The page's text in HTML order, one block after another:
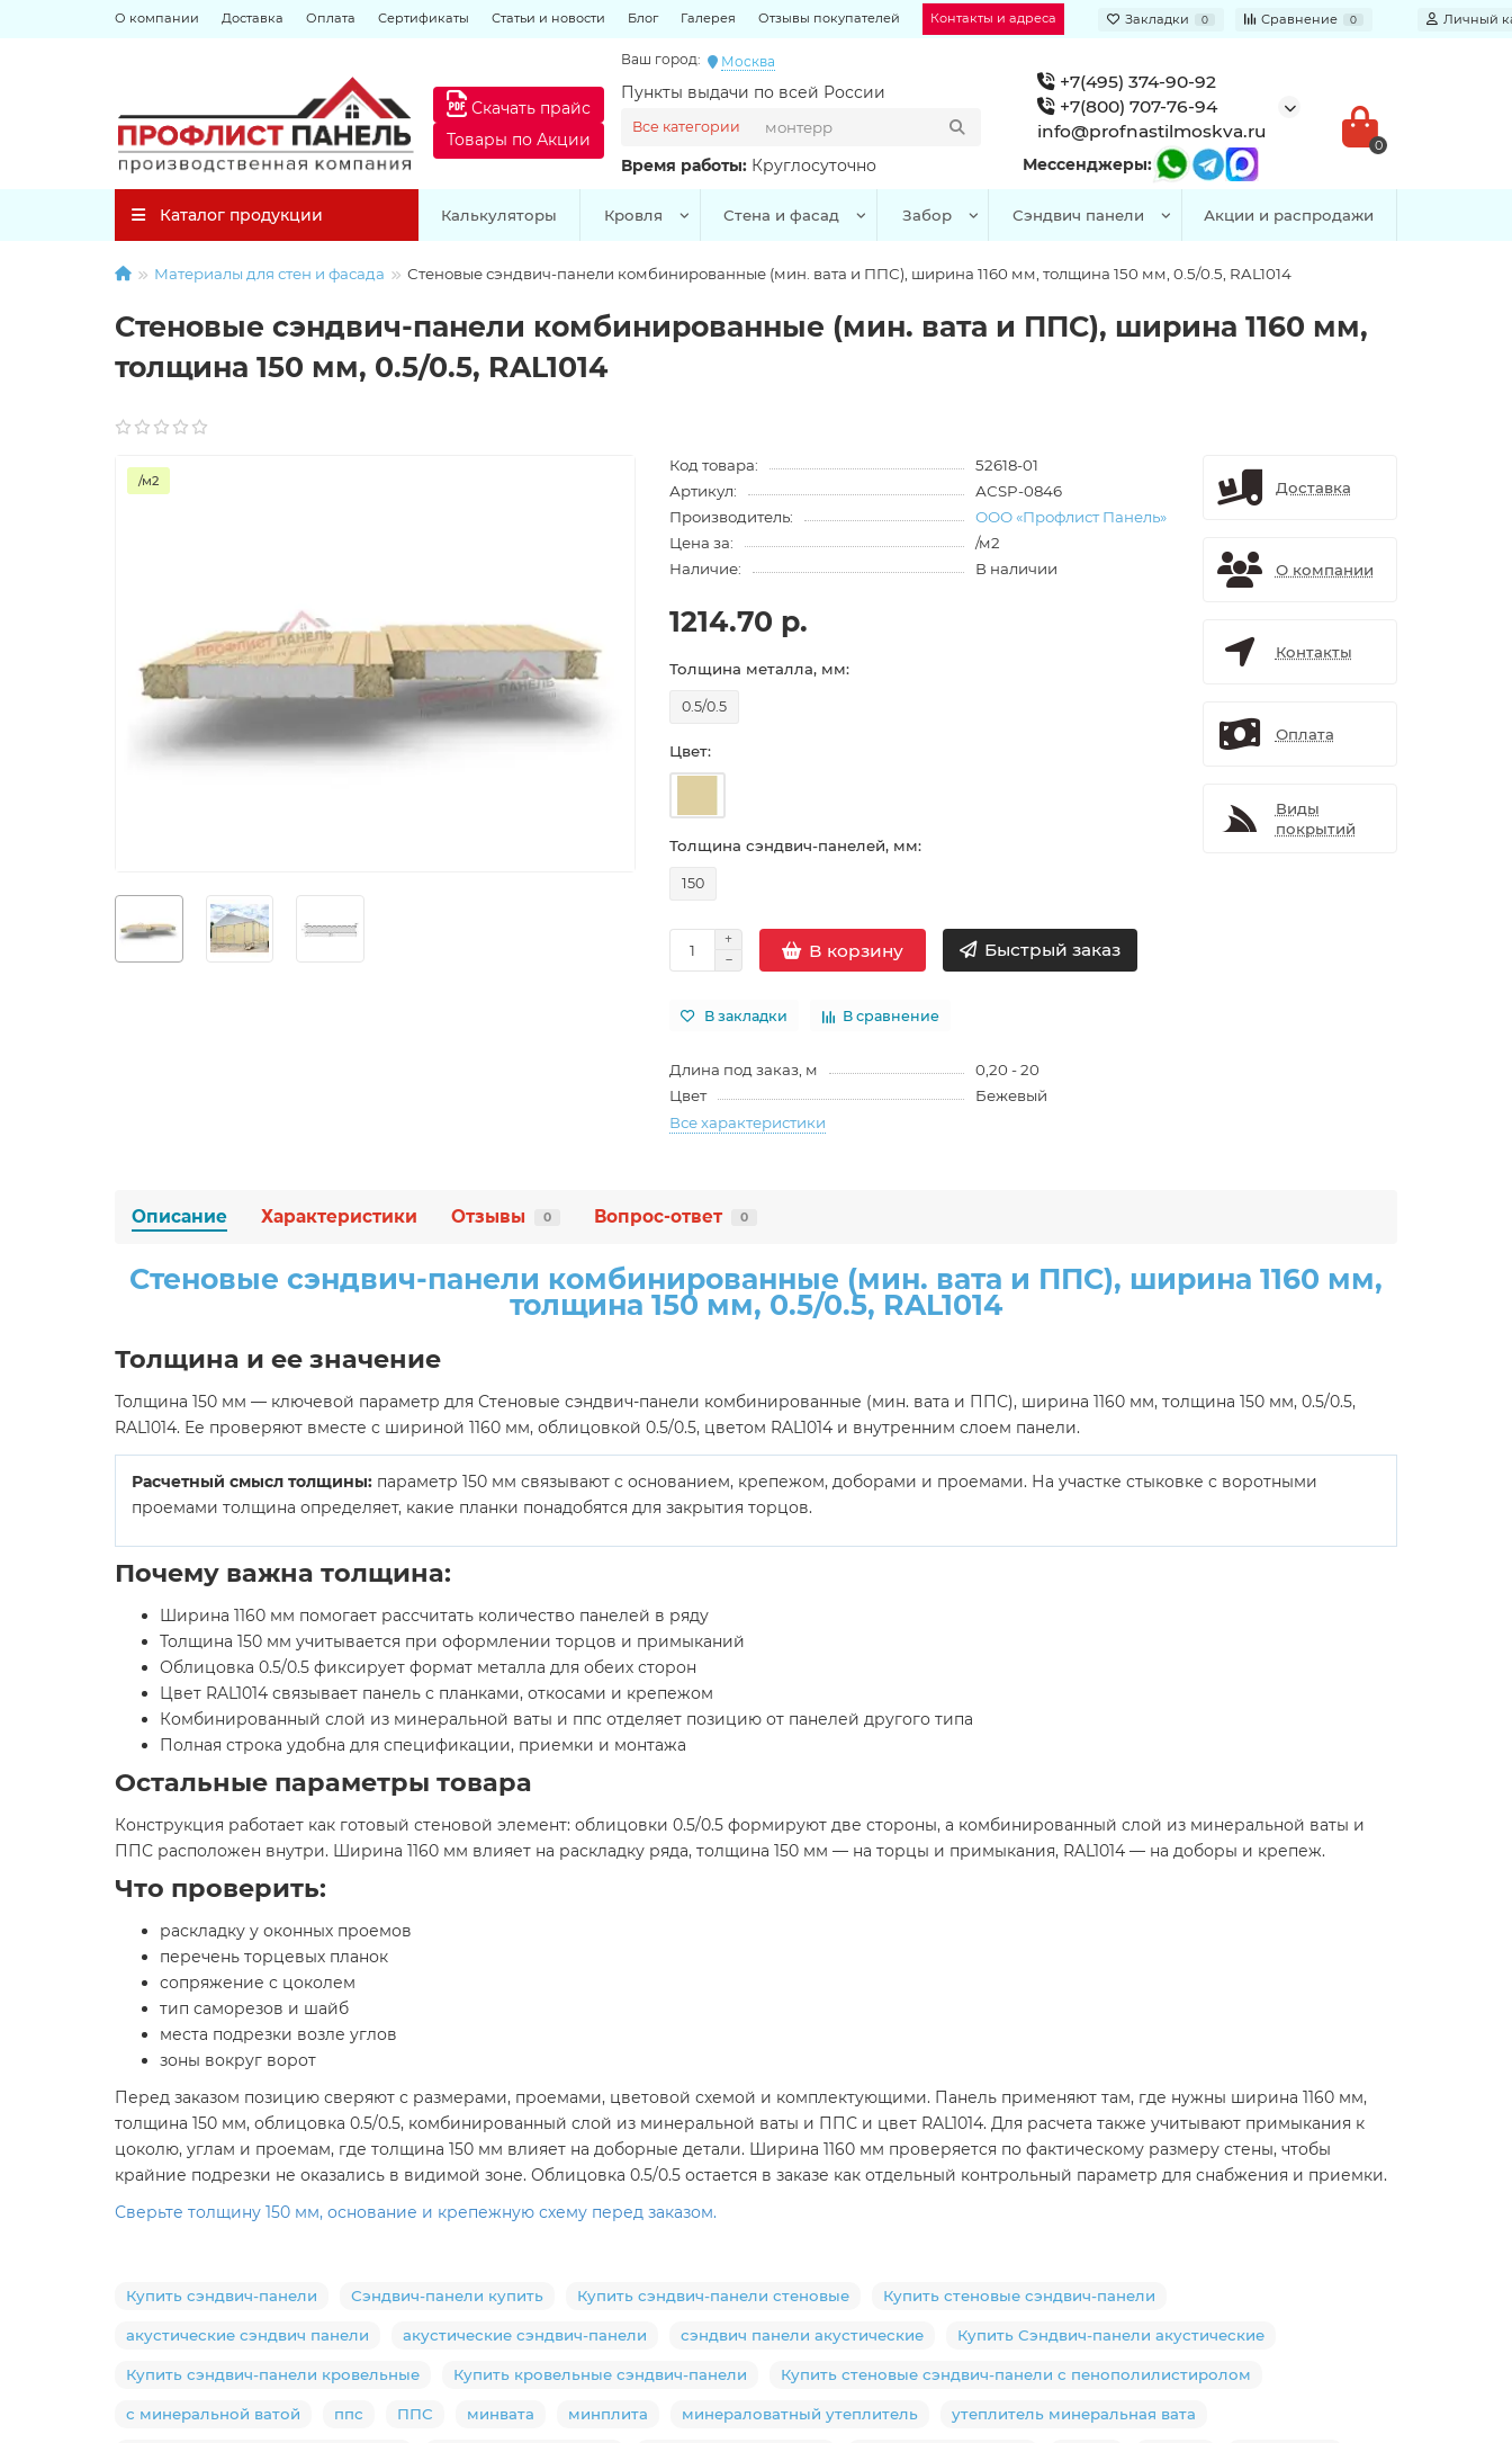
О компании Доставка Оплата Сертификаты Статьи и новости Блог Галерея Отзывы покупателей Контакты и адреса Закладки 0 Сравнение 0 Личный
Ваш город: Москва
Пункты выдачи по всей России
Время работы: Круглосуточно
Все категории
Скачать прайс
Товары по Акции
+7(495) 374-90-92
+7(800) 707-76-94
info@profnastilmoskva.ru
Мессенджеры:
0
Каталог продукции Калькуляторы Кровля Стена и фасад Забор Сэндвич панели Акции и распродажи
Материалы для стен и фасада Стеновые сэндвич-панели комбинированные (мин. вата и ППС), ширина 1160 мм, толщина 150 мм, 0.5/0.5, RAL1014
Стеновые сэндвич-панели комбинированные (мин. вата и ППС), ширина 1160 мм,
толщина 150 мм, 0.5/0.5, RAL1014
/м2
Код товара:
52618-01
Артикул:
АСSP-0846
Производитель:
ООО «Профлист Панель»
Цена за:
/м2
Наличие:
В наличии
1214.70 р.
Толщина металла, мм:
0.5/0.5
Цвет:
Толщина сэндвич-панелей, мм:
150
В корзину Быстрый заказ
В закладки В сравнение
Длина под заказ, м
0,20 - 20
Цвет
Бежевый
Все характеристики
Доставка
О компании
Контакты
Оплата
Виды
покрытий
Описание Характеристики Отзывы 0 Вопрос-ответ 0
Стеновые сэндвич-панели комбинированные (мин. вата и ППС), ширина 1160 мм,
толщина 150 мм, 0.5/0.5, RAL1014
Толщина и ее значение
Толщина 150 мм — ключевой параметр для Стеновые сэндвич-панели комбинированные (мин. вата и ППС), ширина 1160 мм, толщина 150 мм, 0.5/0.5,
RAL1014. Ее проверяют вместе с шириной 1160 мм, облицовкой 0.5/0.5, цветом RAL1014 и внутренним слоем панели.
Расчетный смысл толщины: параметр 150 мм связывают с основанием, крепежом, доборами и проемами. На участке стыковке с воротными
проемами толщина определяет, какие планки понадобятся для закрытия торцов.
Почему важна толщина:
Ширина 1160 мм помогает рассчитать количество панелей в ряду
Толщина 150 мм учитывается при оформлении торцов и примыканий
Облицовка 0.5/0.5 фиксирует формат металла для обеих сторон
Цвет RAL1014 связывает панель с планками, откосами и крепежом
Комбинированный слой из минеральной ваты и ппс отделяет позицию от панелей другого типа
Полная строка удобна для спецификации, приемки и монтажа
Остальные параметры товара
Конструкция работает как готовый стеновой элемент: облицовки 0.5/0.5 формируют две стороны, а комбинированный слой из минеральной ваты и
ППС расположен внутри. Ширина 1160 мм влияет на раскладку ряда, толщина 150 мм — на торцы и примыкания, RAL1014 — на доборы и крепеж.
Что проверить:
раскладку у оконных проемов
перечень торцевых планок
сопряжение с цоколем
тип саморезов и шайб
места подрезки возле углов
зоны вокруг ворот
Перед заказом позицию сверяют с размерами, проемами, цветовой схемой и комплектующими. Панель применяют там, где нужны ширина 1160 мм,
толщина 150 мм, облицовка 0.5/0.5, комбинированный слой из минеральной ваты и ППС и цвет RAL1014. Для расчета также учитывают примыкания к
цоколю, углам и проемам, где толщина 150 мм влияет на доборные детали. Ширина 1160 мм проверяется по фактическому размеру стены, чтобы
крайние подрезки не оказались в видимой зоне. Облицовка 0.5/0.5 остается в заказе как отдельный контрольный параметр для снабжения и приемки.
Сверьте толщину 150 мм, основание и крепежную схему перед заказом.
Купить сэндвич-панели Сэндвич-панели купить Купить сэндвич-панели стеновые Купить стеновые сэндвич-панели
акустические сэндвич панели акустические сэндвич-панели сэндвич панели акустические Купить Сэндвич-панели акустические
Купить сэндвич-панели кровельные Купить кровельные сэндвич-панели Купить стеновые сэндвич-панели с пенополилистиролом
с минеральной ватой ппс ППС минвата минплита минераловатный утеплитель утеплитель минеральная вата